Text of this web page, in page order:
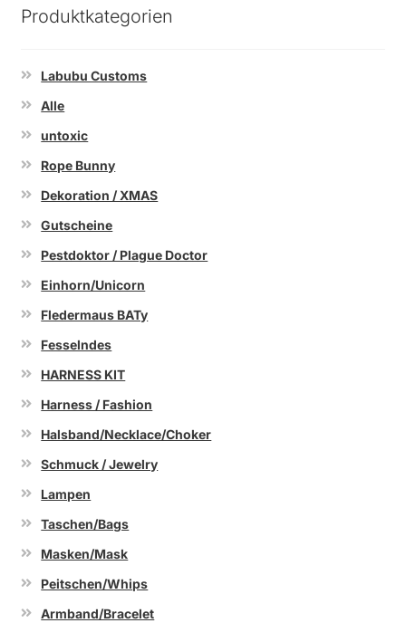
Produktkategorien
Labubu Customs
Alle
untoxic
Rope Bunny
Dekoration / XMAS
Gutscheine
Pestdoktor / Plague Doctor
Einhorn/Unicorn
Fledermaus BATy
Fesselndes
HARNESS KIT
Harness / Fashion
Halsband/Necklace/Choker
Schmuck / Jewelry
Lampen
Taschen/Bags
Masken/Mask
Peitschen/Whips
Armband/Bracelet